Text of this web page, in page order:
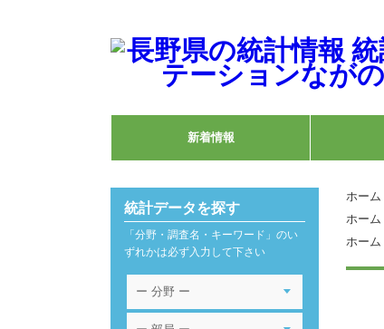
新着情報
ホーム
ホーム
ホーム
統計データを探す
「分野・調査名・キーワード」のい
ずれかは必ず入力して下さい